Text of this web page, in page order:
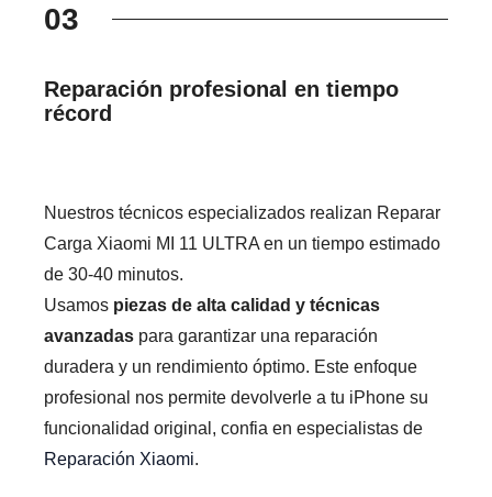
03
Reparación profesional en tiempo
récord
Nuestros técnicos especializados realizan Reparar
Carga Xiaomi MI 11 ULTRA en un tiempo estimado
de 30-40 minutos.
Usamos piezas de alta calidad y técnicas
avanzadas para garantizar una reparación
duradera y un rendimiento óptimo. Este enfoque
profesional nos permite devolverle a tu iPhone su
funcionalidad original, confia en especialistas de
Reparación Xiaomi.